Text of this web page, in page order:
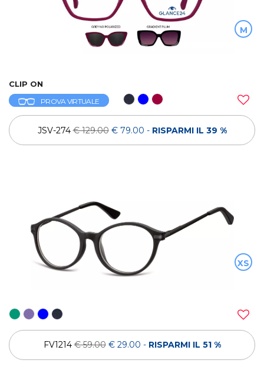
M
CLIP ON
PROVA VIRTUALE
JSV-274€ 129.00 € 79.00 - RISPARMI IL 39 %
XS
FV1214€ 59.00 € 29.00 - RISPARMI IL 51 %